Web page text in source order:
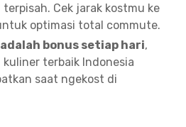
Cek jarak kostmu ke
optimasi total commute.
bonus setiap hari,
kuliner terbaik Indonesia
saat ngekost di